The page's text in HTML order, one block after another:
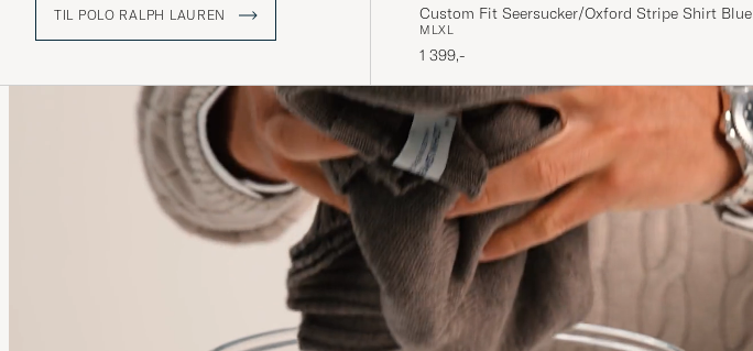
TIL POLO RALPH LAUREN Custom Fit Seersucker/Oxford Stripe Shirt Blue
M LXL
1 399,-